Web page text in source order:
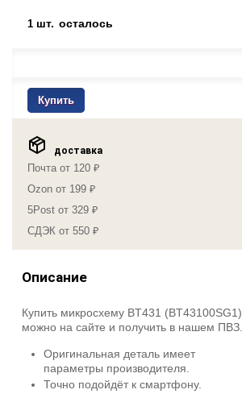
1 шт. осталось
Купить
доставка
Почта от 120 ₽
Ozon от 199 ₽
5Post от 329 ₽
СДЭК от 550 ₽
Описание
Купить микросхему BT431 (BT43100SG1)
можно на сайте и получить в нашем ПВЗ.
Оригинальная деталь имеет
параметры производителя.
Точно подойдёт к смартфону.